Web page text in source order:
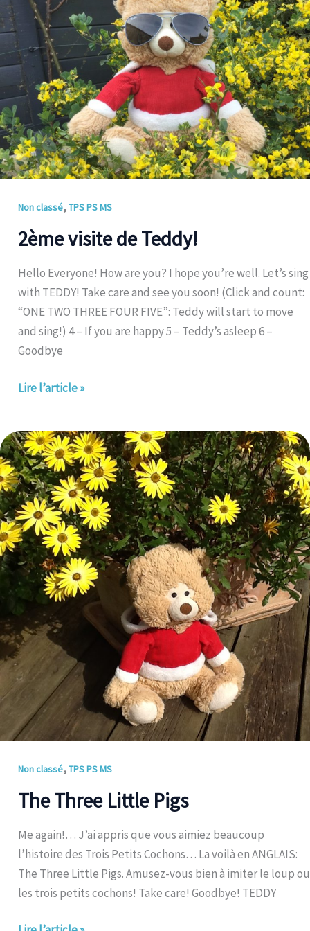
Non classé,TPS PS MS
2ème visite de Teddy!
Hello Everyone! How are you? I hope you’re well. Let’s sing
with TEDDY! Take care and see you soon! (Click and count:
“ONE TWO THREE FOUR FIVE”: Teddy will start to move
and sing!) 4 – If you are happy 5 – Teddy’s asleep 6 –
Goodbye
Teddy!
Lire l’article »
Non classé,TPS PS MS
The Three Little Pigs
Me again!… J’ai appris que vous aimiez beaucoup
l’histoire des Trois Petits Cochons… La voilà en ANGLAIS:
The Three Little Pigs. Amusez-vous bien à imiter le loup ou
les trois petits cochons! Take care! Goodbye! TEDDY
The
Three
Little
Pigs